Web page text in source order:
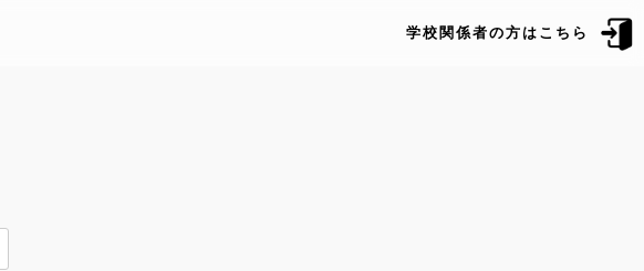
学校関係者の方はこちら